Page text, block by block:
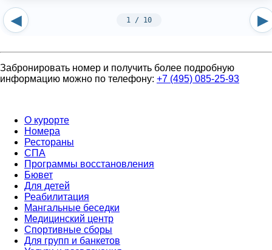
◀ 1 / 10 ▶
Забронировать номер и получить более подробную
информацию можно по телефону: +7 (495) 085-25-93
О курорте
Номера
Рестораны
СПА
Программы восстановления
Бювет
Для детей
Реабилитация
Мангальные беседки
Медицинский центр
Спортивные сборы
Для групп и банкетов